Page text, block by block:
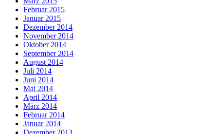
Februar 2015
Januar 2015
Dezember 2014
November 2014
Oktober 2014
September 2014
August 2014
Juli 2014
Juni 2014
Mai 2014
April 2014
März 2014
Februar 2014
Januar 2014
Dezember 2013